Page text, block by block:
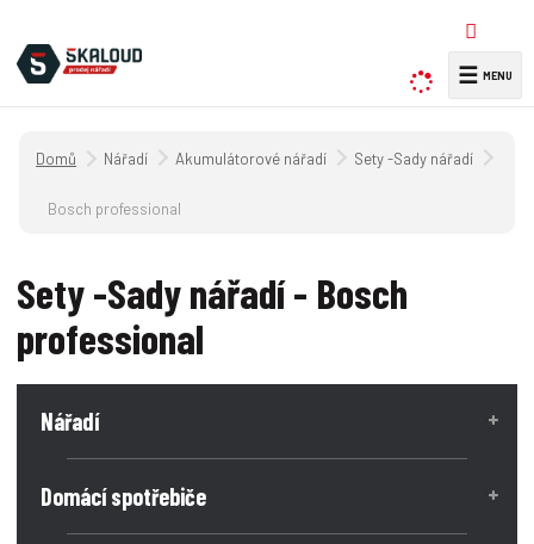
y
l
☰
Úvodní strana
Nářadí Akumulátorové nářadí Sety -Sady nářadí
Bosch professional
Sety -Sady nářadí - Bosch
professional
Nářadí
Domácí spotřebiče